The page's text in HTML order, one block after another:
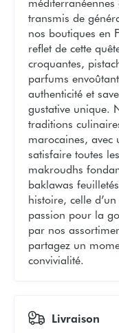
transmis de
nos boutiques en
reflet de cette
croquantes,
parfums
authenticité et
gustative unique.
traditions
marocaines, avec
satisfaire toutes
makroudhs
baklawas
histoire, celle
passion pour la
par nos
partagez un
convivialité.
Livraison